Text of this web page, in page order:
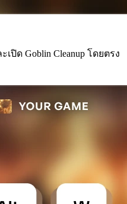
เปิด Goblin Cleanup โดยตรง